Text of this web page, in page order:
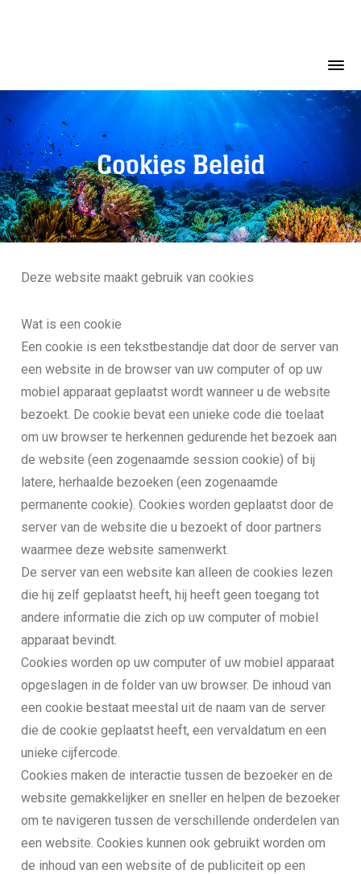
Cookies Beleid
Deze website maakt gebruik van cookies
Wat is een cookie
Een cookie is een tekstbestandje dat door de server van
een website in de browser van uw computer of op uw
mobiel apparaat geplaatst wordt wanneer u de website
bezoekt. De cookie bevat een unieke code die toelaat
om uw browser te herkennen gedurende het bezoek aan
de website (een zogenaamde session cookie) of bij
latere, herhaalde bezoeken (een zogenaamde
permanente cookie). Cookies worden geplaatst door de
server van de website die u bezoekt of door partners
waarmee deze website samenwerkt.
De server van een website kan alleen de cookies lezen
die hij zelf geplaatst heeft, hij heeft geen toegang tot
andere informatie die zich op uw computer of mobiel
apparaat bevindt.
Cookies worden op uw computer of uw mobiel apparaat
opgeslagen in de folder van uw browser. De inhoud van
een cookie bestaat meestal uit de naam van de server
die de cookie geplaatst heeft, een vervaldatum en een
unieke cijfercode.
Cookies maken de interactie tussen de bezoeker en de
website gemakkelijker en sneller en helpen de bezoeker
om te navigeren tussen de verschillende onderdelen van
een website. Cookies kunnen ook gebruikt worden om
de inhoud van een website of de publiciteit op een